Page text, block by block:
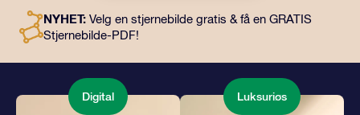
til venner og kjære på.
NYHET: Velg en stjernebilde gratis & få en GRATIS
Stjernebilde-PDF!
Digital Luksuriøs